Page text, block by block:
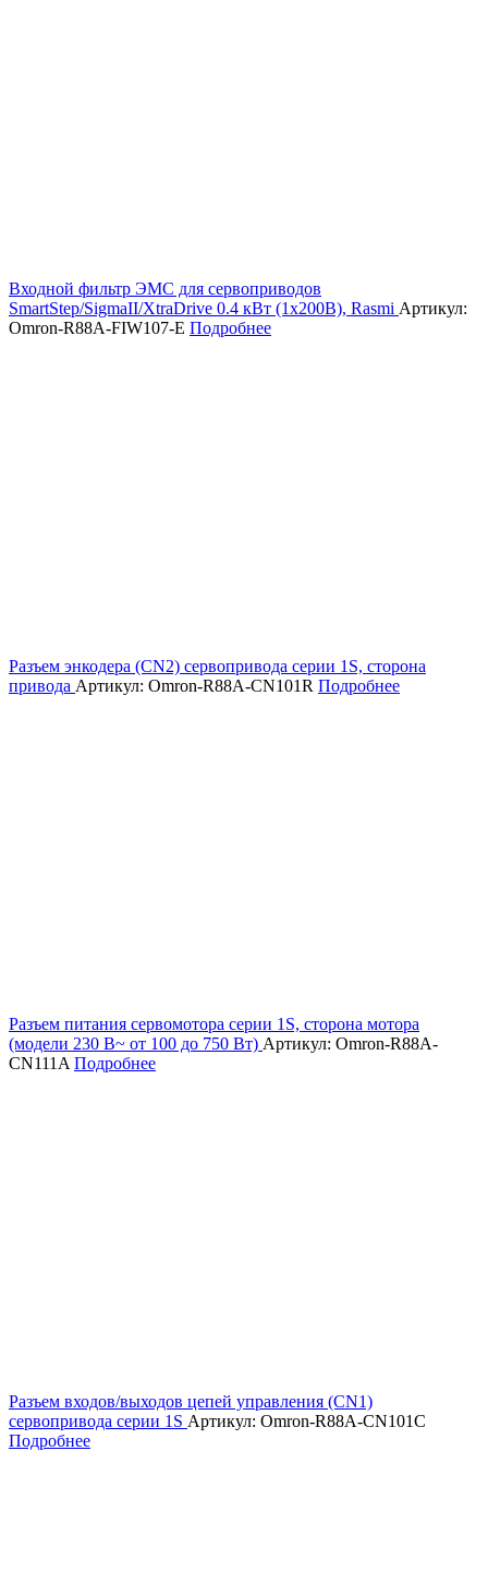
Входной фильтр ЭМС для сервоприводов
SmartStep/SigmaII/XtraDrive 0.4 кВт (1х200В), Rasmi Артикул:
Omron-R88A-FIW107-E Подробнее
Разъем энкодера (CN2) сервопривода серии 1S, сторона
привода Артикул: Omron-R88A-CN101R Подробнее
Разъем питания сервомотора серии 1S, сторона мотора
(модели 230 В~ от 100 до 750 Вт) Артикул: Omron-R88A-
CN111A Подробнее
Разъем входов/выходов цепей управления (CN1)
сервопривода серии 1S Артикул: Omron-R88A-CN101C
Подробнее